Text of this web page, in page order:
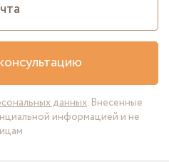
данных. Внесенные
информацией и не